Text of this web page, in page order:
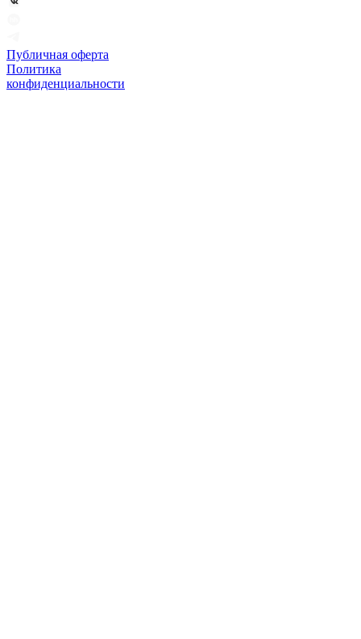
Публичная оферта
Политика
конфиденциальности